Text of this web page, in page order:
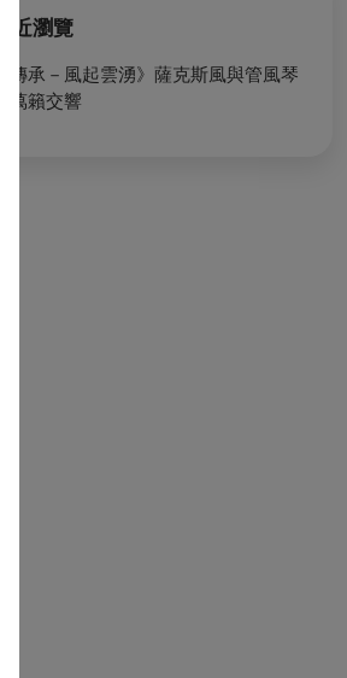
最近瀏覽
《傳承－風起雲湧》薩克斯風與管風琴
的萬籟交響